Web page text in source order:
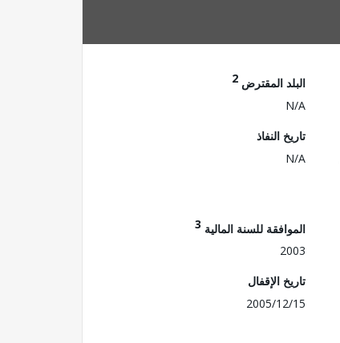
البلد المقترض 2
N/A
تاريخ النفاذ
N/A
الموافقة للسنة المالية 3
2003
تاريخ الإقفال
2005/12/15